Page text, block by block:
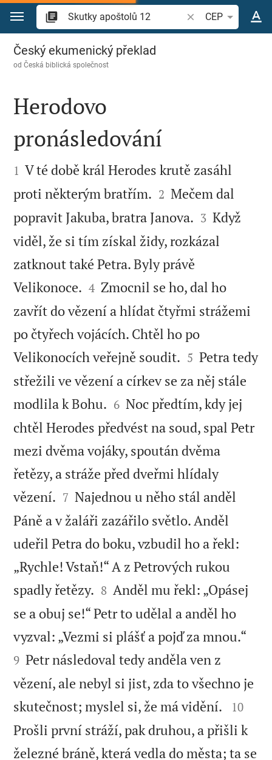
Přejít na obsah
Vyhledat biblický
CEP
Skutky apoštolů 12
Český ekumenický překlad
odČeská biblická společnost

Herodovo
pronásledování

1 V té době král Herodes krutě zasáhl
proti některým bratřím. 

2 Mečem dal
popravit Jakuba, bratra Janova. 

3 Když
viděl, že si tím získal židy, rozkázal
zatknout také Petra. Byly právě
Velikonoce. 

4 Zmocnil se ho, dal ho
zavřít do vězení a hlídat čtyřmi strážemi
po čtyřech vojácích. Chtěl ho po
Velikonocích veřejně soudit. 

5 Petra tedy
střežili ve vězení a církev se za něj stále
modlila k Bohu. 

6 Noc předtím, kdy jej
chtěl Herodes předvést na soud, spal Petr
mezi dvěma vojáky, spoután dvěma
řetězy, a stráže před dveřmi hlídaly
vězení. 

7 Najednou u něho stál anděl
Páně a v žaláři zazářilo světlo. Anděl
udeřil Petra do boku, vzbudil ho a řekl:
„Rychle! Vstaň!“ A z Petrových rukou
spadly řetězy. 

8 Anděl mu řekl: „Opásej
se a obuj se!“ Petr to udělal a anděl ho
vyzval: „Vezmi si plášť a pojď za mnou.“
9 Petr následoval tedy anděla ven z
vězení, ale nebyl si jist, zda to všechno je
skutečnost; myslel si, že má vidění.


10
Prošli první stráží, pak druhou, a přišli k
železné bráně, která vedla do města; ta se